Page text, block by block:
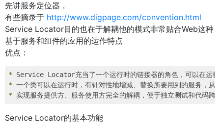
先讲服务定位器，
有些摘录于 http://www.digpage.com/convention.html
Service Locator目的也在于解耦他的模式非常贴合Web这种
基于服务和组件的应用的运作特点
优点：
*
*
*
Service Locator的基本功能